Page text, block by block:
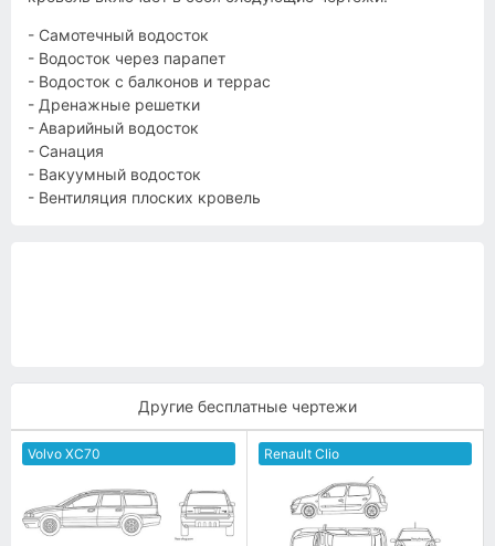
- Самотечный водосток
- Водосток через парапет
- Водосток с балконов и террас
- Дренажные решетки
- Аварийный водосток
- Санация
- Вакуумный водосток
- Вентиляция плоских кровель
Другие бесплатные чертежи
Volvo XC70 Renault Clio